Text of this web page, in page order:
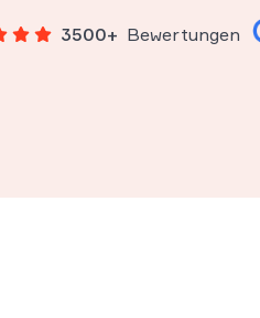
3500+ Bewertungen